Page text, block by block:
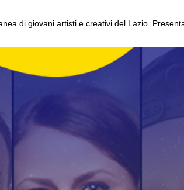
di giovani artisti e creativi del Lazio.